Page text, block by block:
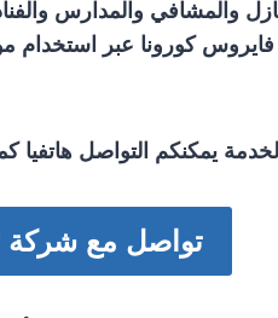
والمشافي والمدارس
كورونا عبر استخدام
يمكنكم التواصل هاتفيا
تواصل مع شركة